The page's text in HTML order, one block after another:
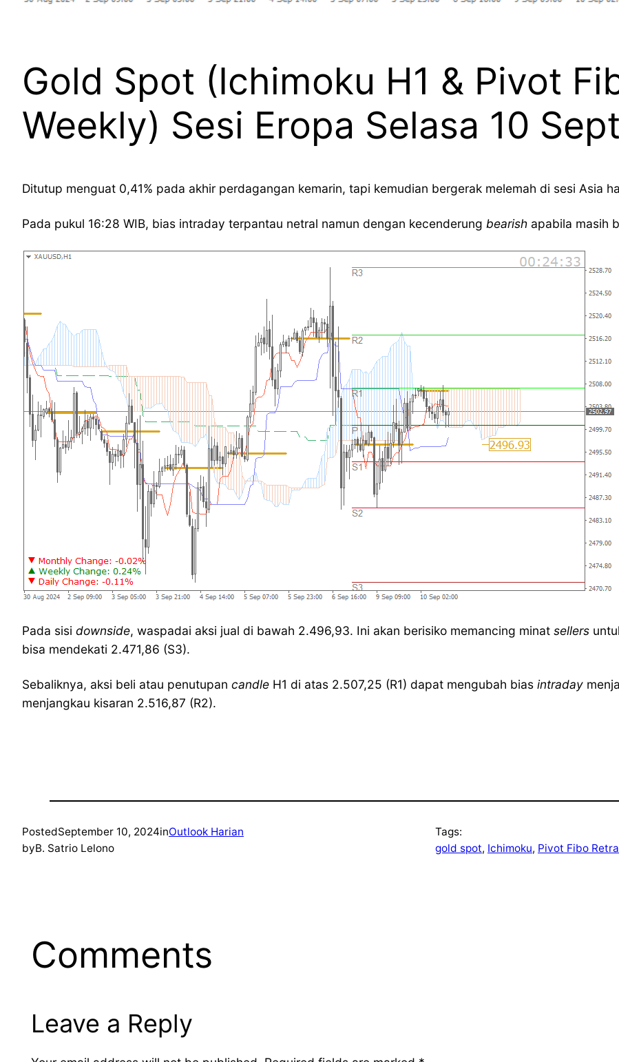
Gold Spot (Ichimoku H1 & Pivot
Weekly) Sesi Eropa Selasa 10
Ditutup menguat 0,41% pada akhir perdagangan kemarin, tapi kemudian bergerak melemah di sesi Asia
Pada pukul 16:28 WIB, bias intraday terpantau netral namun dengan kecenderung bearish apabila masih
Pada sisi downside, waspadai aksi jual di bawah 2.496,93. Ini akan berisiko memancing minat sellers
bisa mendekati 2.471,86 (S3).
Sebaliknya, aksi beli atau penutupan candle H1 di atas 2.507,25 (R1) dapat mengubah bias intraday
menjangkau kisaran 2.516,87 (R2).
PostedSeptember 10, 2024inOutlook Harian
byB. Satrio Lelono
Tags:
gold spot, Ichimoku, Pivot Fibo
Comments
Leave a Reply